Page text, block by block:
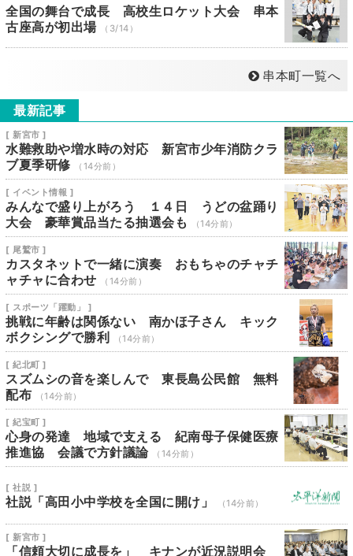
全国の舞台で成長 高校生ロケット大会 串本
古座高が初出場
（3/14）
串本町一覧へ
最新記事
[ 新宮市 ]
水難救助や増水時の対応 新宮市少年消防クラ
ブ夏季研修
（14分前）
[ イベント情報 ]
みんなで盛り上がろう １４日 うどの盆踊り
大会 豪華賞品当たる抽選会も
（14分前）
[ 尾鷲市 ]
カスタネットで一緒に演奏 おもちゃのチャチ
ャチャに合わせ
（14分前）
[ スポーツ「躍動」 ]
挑戦に年齢は関係ない 南かほ子さん キック
ボクシングで勝利
（14分前）
[ 紀北町 ]
スズムシの音を楽しんで 東長島公民館 無料
配布
（14分前）
[ 紀宝町 ]
心身の発達 地域で支える 紀南母子保健医療
推進協 会議で方針議論
（14分前）
[ 社説 ]
社説「高田小中学校を全国に開け」 （14分前）
[ 新宮市 ]
「信頼大切に成長を」 キナンが近況説明会